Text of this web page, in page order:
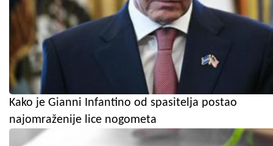
Kako je Gianni Infantino od spasitelja postao
najomraženije lice nogometa